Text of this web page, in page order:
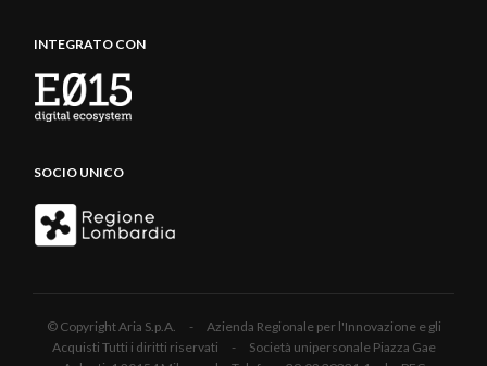
INTEGRATO CON
SOCIO UNICO
© Copyright Aria S.p.A. - Azienda Regionale per l'Innovazione e gli
Acquisti Tutti i diritti riservati - Società unipersonale Piazza Gae